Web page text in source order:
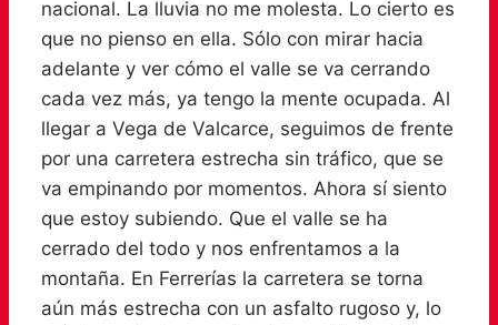
nacional. La lluvia no me molesta. Lo cierto es
que no pienso en ella. Sólo con mirar hacia
adelante y ver cómo el valle se va cerrando
cada vez más, ya tengo la mente ocupada. Al
llegar a Vega de Valcarce, seguimos de frente
por una carretera estrecha sin tráfico, que se
va empinando por momentos. Ahora sí siento
que estoy subiendo. Que el valle se ha
cerrado del todo y nos enfrentamos a la
montaña. En Ferrerías la carretera se torna
aún más estrecha con un asfalto rugoso y, lo